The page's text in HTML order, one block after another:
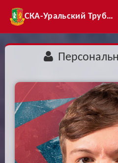
СКА-Уральский Трубник